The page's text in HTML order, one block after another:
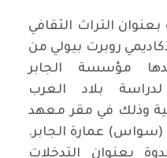
ندوة بعنوان التراث الثقافي
روبرت بيولي من
مؤسسة الجابر
بلاد العرب
وذلك في مقر معهد
(سواس) عمارة الجابر.
ندوة بعنوان التدخلات